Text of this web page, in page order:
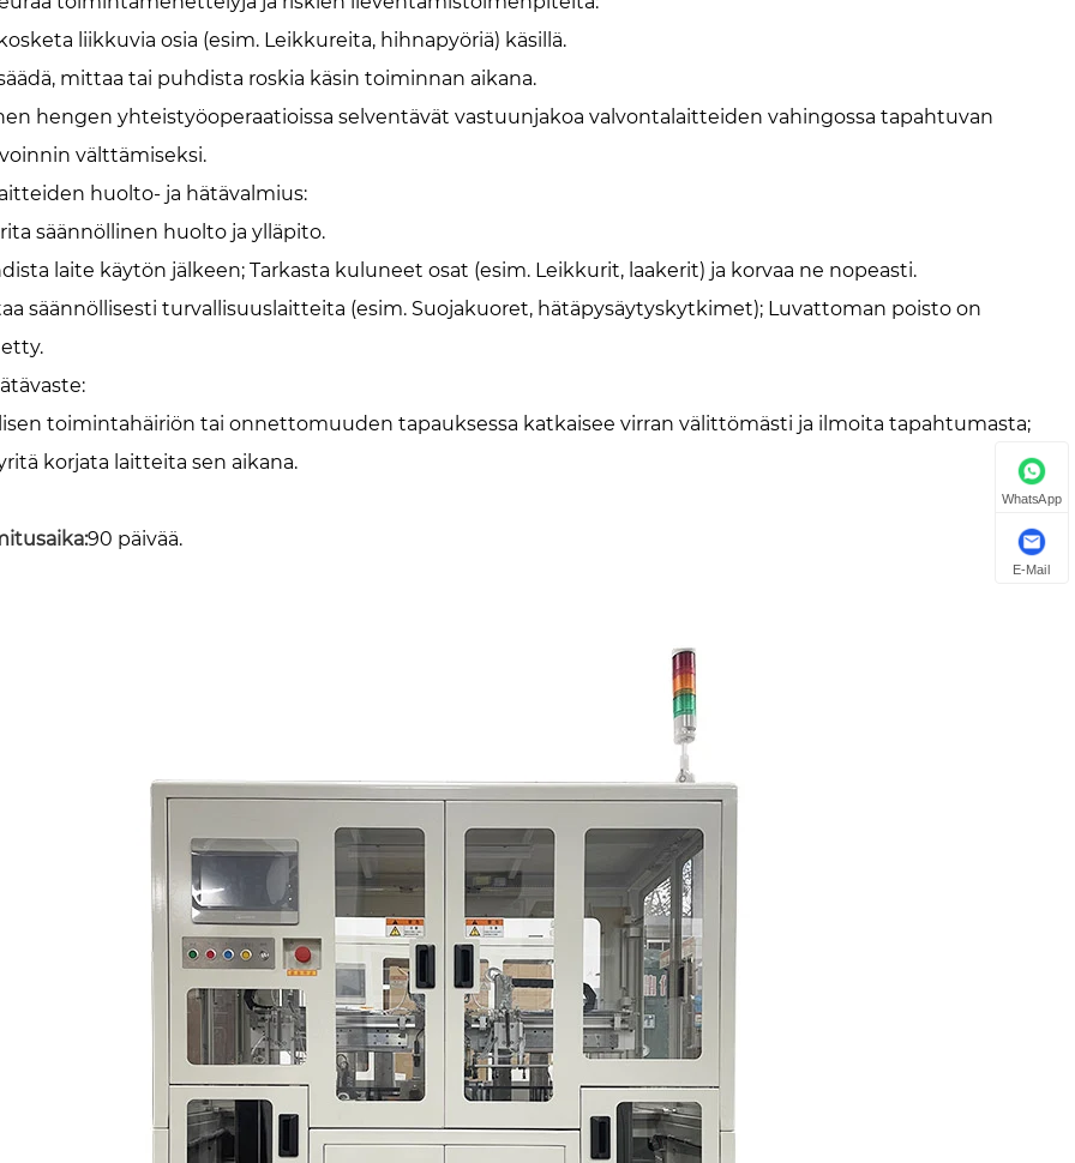
liikkuvia osia (esim. Leikkureita, hihnapyöriä) käsillä.
mittaa tai puhdista roskia käsin toiminnan aikana.
hengen yhteistyöoperaatioissa selventävät vastuunjakoa valvontalaitteiden vahingossa tapahtuvan
välttämiseksi.
huolto- ja hätävalmius:
säännöllinen huolto ja ylläpito.
laite käytön jälkeen; Tarkasta kuluneet osat (esim. Leikkurit, laakerit) ja korvaa ne nopeasti.
säännöllisesti turvallisuuslaitteita (esim. Suojakuoret, hätäpysäytyskytkimet); Luvattoman poisto on
toimintahäiriön tai onnettomuuden tapauksessa katkaisee virran välittömästi ja ilmoita tapahtumasta;
korjata laitteita sen aikana.
90 päivää.
WhatsApp
E-Mail